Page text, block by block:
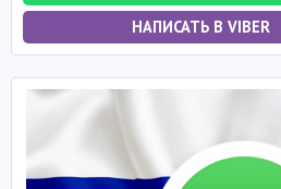
НАПИСАТЬ В VIBER